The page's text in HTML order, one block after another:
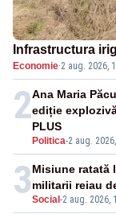
Infrastructura
Economie·2 aug. 2026,
2
Politica-2 aug.
Ana Maria
ediție
PLUS
3Social-2 aug. 2026,
Misiune ratată
militarii reiau